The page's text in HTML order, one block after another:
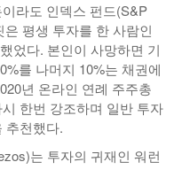
라도 인덱스 펀드(S&P
평생 투자를 한 사람인
었다. 본인이 사망하면 기
를 나머지 10%는 채권에
년 온라인 연례 주주총
한번 강조하며 일반 투자
추천했다.
는 투자의 귀재인 워런